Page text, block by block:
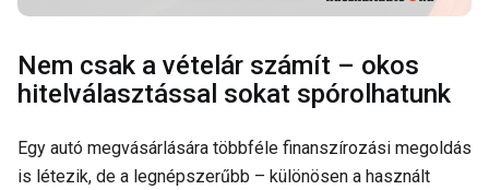
Nem csak a vételár számít – okos
hitelválasztással sokat spórolhatunk
Egy autó megvásárlására többféle finanszírozási megoldás
is létezik, de a legnépszerűbb – különösen a használt